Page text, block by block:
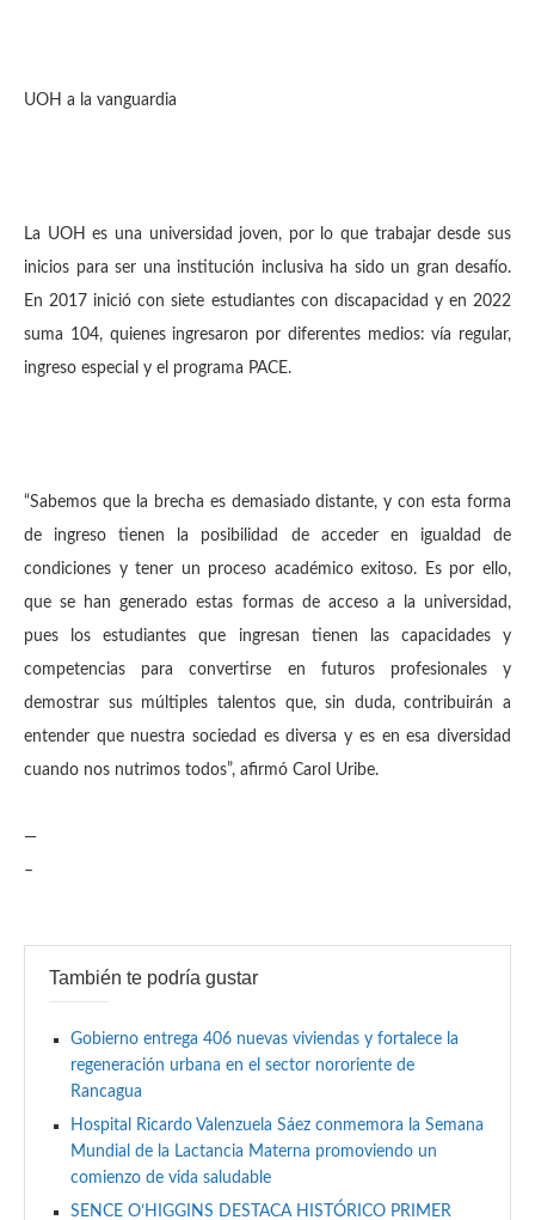
UOH a la vanguardia
La UOH es una universidad joven, por lo que trabajar desde sus
inicios para ser una institución inclusiva ha sido un gran desafío.
En 2017 inició con siete estudiantes con discapacidad y en 2022
suma 104, quienes ingresaron por diferentes medios: vía regular,
ingreso especial y el programa PACE.
“Sabemos que la brecha es demasiado distante, y con esta forma
de ingreso tienen la posibilidad de acceder en igualdad de
condiciones y tener un proceso académico exitoso. Es por ello,
que se han generado estas formas de acceso a la universidad,
pues los estudiantes que ingresan tienen las capacidades y
competencias para convertirse en futuros profesionales y
demostrar sus múltiples talentos que, sin duda, contribuirán a
entender que nuestra sociedad es diversa y es en esa diversidad
cuando nos nutrimos todos”, afirmó Carol Uribe.
—
–
También te podría gustar
Gobierno entrega 406 nuevas viviendas y fortalece la
regeneración urbana en el sector nororiente de
Rancagua
Hospital Ricardo Valenzuela Sáez conmemora la Semana
Mundial de la Lactancia Materna promoviendo un
comienzo de vida saludable
SENCE O’HIGGINS DESTACA HISTÓRICO PRIMER